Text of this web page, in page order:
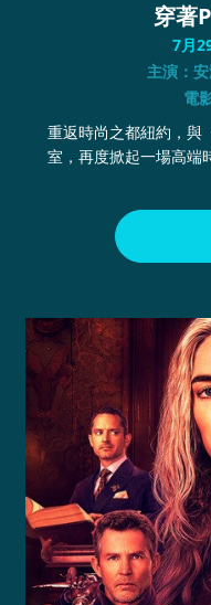
穿著
7月
主演：
電
重返時尚之都紐約，與
室，再度掀起一場高端